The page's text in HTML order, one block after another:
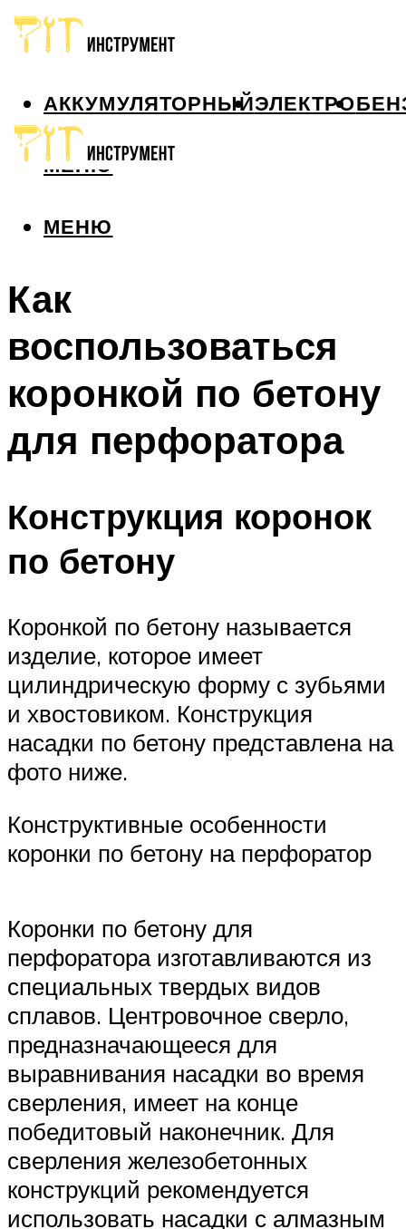
АККУМУЛЯТОРНЫЙЭЛЕКТРО
МЕНЮ
МЕНЮ
Как
воспользоваться
коронкой по бетону
для перфоратора
Конструкция коронок
по бетону
Коронкой по бетону называется
изделие, которое имеет
цилиндрическую форму с зубьями
и хвостовиком. Конструкция
насадки по бетону представлена на
фото ниже.
Конструктивные особенности
коронки по бетону на перфоратор
Коронки по бетону для
перфоратора изготавливаются из
специальных твердых видов
сплавов. Центровочное сверло,
предназначающееся для
выравнивания насадки во время
сверления, имеет на конце
победитовый наконечник. Для
сверления железобетонных
конструкций рекомендуется
использовать насадки с алмазным